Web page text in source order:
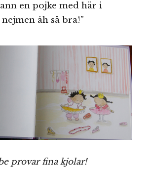
en pojke med här i
nejmen åh så bra!”
provar fina kjolar!